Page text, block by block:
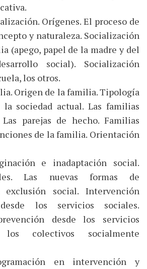
Orígenes. El proceso de
y naturaleza. Socialización
(apego, papel de la madre y del
social). Socialización
los otros.
Origen de la familia. Tipología
sociedad actual. Las familias
Las parejas de hecho. Familias
de la familia. Orientación
e inadaptación social.
Las nuevas formas de
social. Intervención
los servicios sociales.
desde los servicios
colectivos socialmente
en intervención y